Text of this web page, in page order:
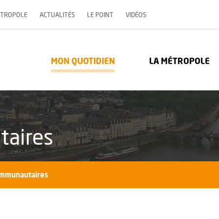
ACTUALITÉS LE POINT VIDÉOS, OUVRE UNE NOUVELLE
Métropole - Communauté urbaine : Retour à l'accueil
MON QUOTIDIEN LA MÉTROPOLE